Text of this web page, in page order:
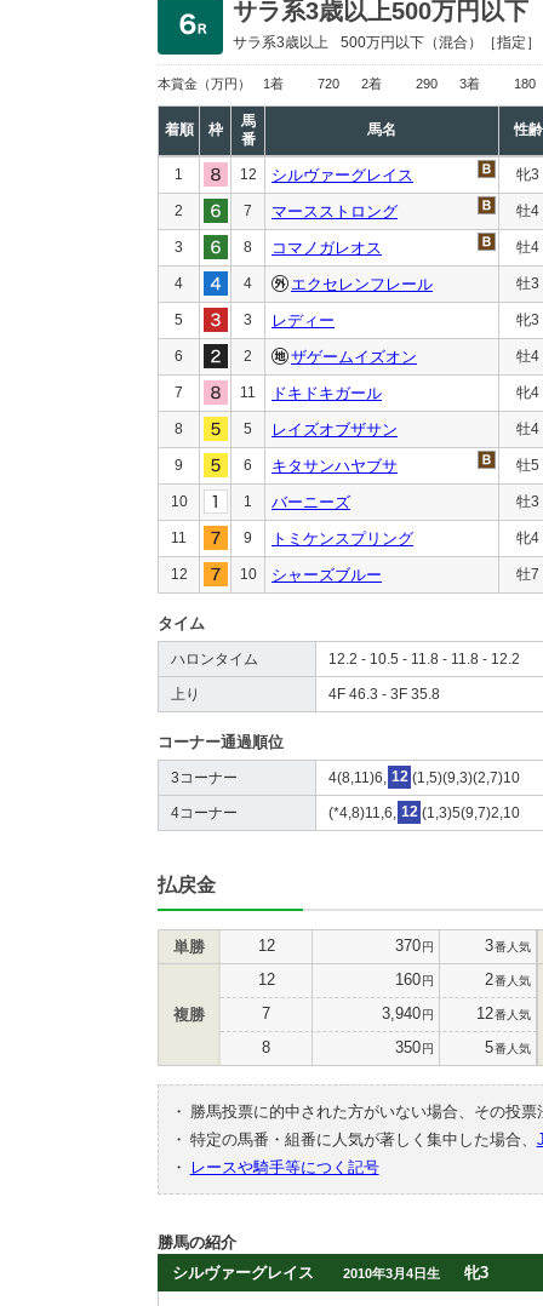
サラ系3歳以上500万円以下
サラ系3歳以上 500万円以下 （混合）［指定］
本賞金 （万円） 1着 720 2着 290 3着 180
着順 枠
馬
番
馬名 性齢
1 12 シルヴァーグレイス 牝3
2 7 マースストロング 牡4
3 8 コマノガレオス 牡4
4 4 エクセレンフレール 牡3
5 3 レディー 牝3
6 2 ザゲームイズオン 牡4
7 11 ドキドキガール 牝4
8 5 レイズオブザサン 牡4
9 6 キタサンハヤブサ 牡5
10 1 バーニーズ 牡3
11 9 トミケンスプリング 牝4
12 10 シャーズブルー 牡7
タイム
ハロンタイム 12.2 - 10.5 - 11.8 - 11.8 - 12.2
上り 4F 46.3 - 3F 35.8
コーナー通過順位
3コーナー 4(8,11)6, 12 (1,5)(9,3)(2,7)10
4コーナー (*4,8)11,6, 12 (1,3)5(9,7)2,10
払戻金
単勝 12 370円 3番人気
複勝
12 160円 2番人気
7 3,940円 12番人気
8 350円 5番人気
・
勝馬投票に的中された方がいない場合、その投
・ 特定の馬番・組番に人気が著しく集中した場合、
・
レースや騎手等につく記号
勝馬の紹介
シルヴァーグレイス
2010年3月4日生 牝3